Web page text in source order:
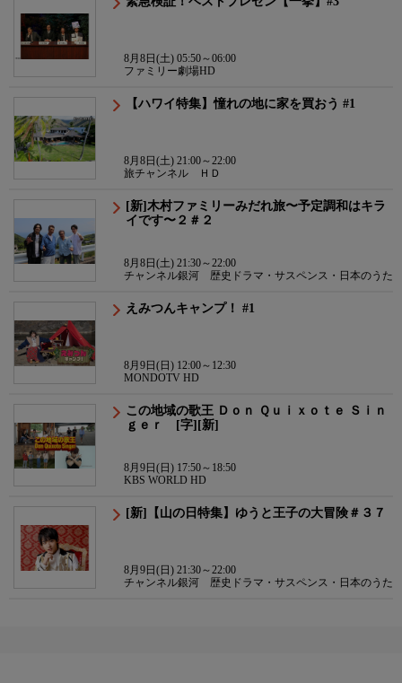
8月8日(土) 05:50～06:00
ファミリー劇場HD
【ハワイ特集】憧れの地に家を買おう #1
8月8日(土) 21:00～22:00
旅チャンネル ＨＤ
[新]木村ファミリーみだれ旅〜予定調和はキラ
イです〜２＃２
8月8日(土) 21:30～22:00
チャンネル銀河 歴史ドラマ・サスペンス・日本のうた
えみつんキャンプ！ #1
8月9日(日) 12:00～12:30
MONDOTV HD
この地域の歌王 Ｄｏｎ Ｑｕｉｘｏｔｅ Ｓｉｎ
ｇｅｒ [字][新]
8月9日(日) 17:50～18:50
KBS WORLD HD
[新]【山の日特集】ゆうと王子の大冒険＃３７
8月9日(日) 21:30～22:00
チャンネル銀河 歴史ドラマ・サスペンス・日本のうた